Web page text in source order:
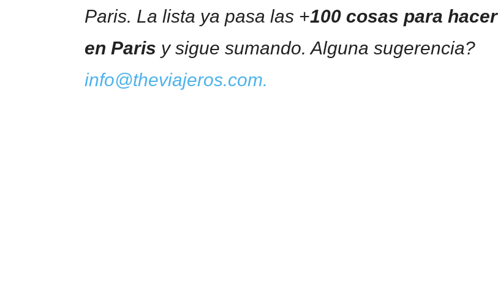
Pari­s. La lista ya pasa las +100 cosas para hacer
en Pari­s y sigue sumando. Alguna sugerencia?
info@theviajeros.com.